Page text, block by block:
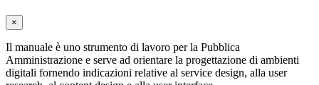
×
Il manuale è uno strumento di lavoro per la Pubblica
Amministrazione e serve ad orientare la progettazione di ambienti
digitali fornendo indicazioni relative al service design, alla user